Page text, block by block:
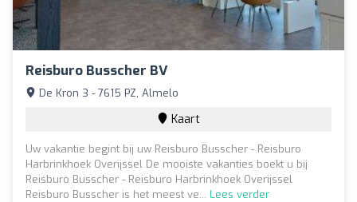
Reisburo Busscher BV
De Kron 3 - 7615 PZ, Almelo
Kaart
Uw vakantie begint bij uw Reisburo Busscher - Reisburo
Harbrinkhoek Overijssel De mooiste vakanties boekt u bij
Reisburo Busscher - Reisburo Harbrinkhoek Overijssel
Reisburo Busscher is het meest ve... Lees verder